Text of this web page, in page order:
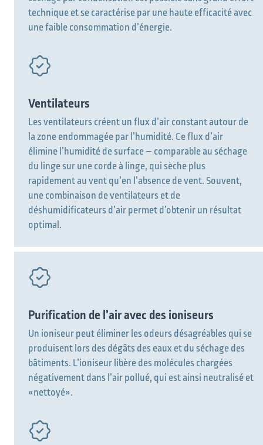
technique et se caractérise par une haute efficacité avec
une faible consommation d’énergie.
Ventilateurs
Les ventilateurs créent un flux d’air constant autour de
la zone endommagée par l’humidité. Ce flux d’air
élimine l’humidité de surface – comparable au séchage
du linge sur une corde à linge, qui sèche plus
rapidement au vent qu’en l’absence de vent. Souvent,
une combinaison de ventilateurs et de
déshumidificateurs d’air permet d’obtenir un résultat
optimal.
Purification de l’air avec des ioniseurs
Un ioniseur peut éliminer les odeurs désagréables qui se
produisent lors des dégâts des eaux et du séchage des
bâtiments. L’ioniseur libère des molécules chargées
négativement dans l’air pollué, qui est ainsi neutralisé et
«nettoyé».